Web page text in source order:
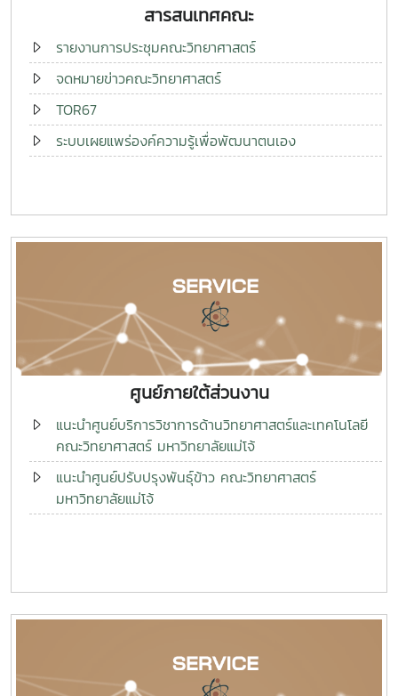
สารสนเทศคณะ
รายงานการประชุมคณะวิทยาศาสตร์
จดหมายข่าวคณะวิทยาศาสตร์
TOR67
ระบบเผยแพร่องค์ความรู้เพื่อพัฒนาตนเอง
ศูนย์ภายใต้ส่วนงาน
แนะนำศูนย์บริการวิชาการด้านวิทยาศาสตร์และเทคโนโลยี
คณะวิทยาศาสตร์ มหาวิทยาลัยแม่โจ้
แนะนำศูนย์ปรับปรุงพันธุ์ข้าว คณะวิทยาศาสตร์
มหาวิทยาลัยแม่โจ้